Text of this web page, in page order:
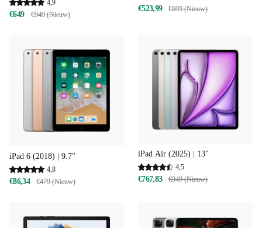
4,9
€649 €949 (Nieuw)
€523,99 €699 (Nieuw)
iPad 6 (2018) | 9.7"
4,8
€86,34 €479 (Nieuw)
iPad Air (2025) | 13"
4,5
€767,83 €949 (Nieuw)